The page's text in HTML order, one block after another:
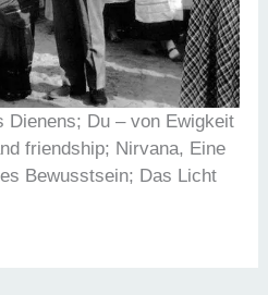
Dienens; Du – von Ewigkeit
friendship; Nirvana, Eine
Bewusstsein; Das Licht